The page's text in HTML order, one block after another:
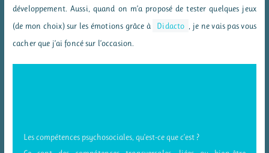
développement. Aussi, quand on m’a proposé de tester quelques jeux
(de mon choix) sur les émotions grâce à
Didacto , je ne vais pas vous
cacher que j’ai foncé sur l’occasion.
Les compétences psychosociales, qu’est-ce que c’est ?